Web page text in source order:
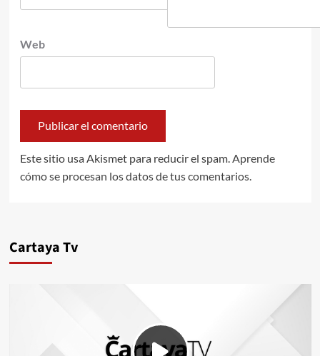
Web
Este sitio usa Akismet para reducir el spam. Aprende
cómo se procesan los datos de tus comentarios.
Cartaya Tv